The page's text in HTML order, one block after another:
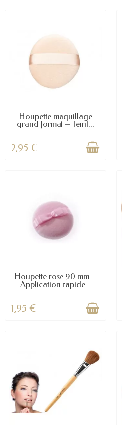
Houpette maquillage
grand format – Teint...
2,95 €
Houpette rose 90 mm –
Application rapide...
1,95 €